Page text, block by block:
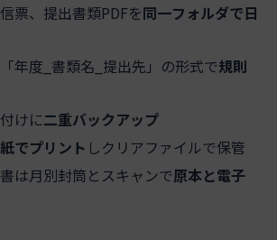
票、提出書類PDFを同一フォルダで日
年度_書類名_提出先」の形式で規則
けに二重バックアップ
紙でプリント しクリアファイルで保管
は月別封筒とスキャンで原本と電子